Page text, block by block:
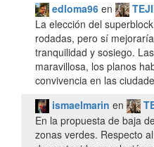
edloma96 en
La elección del
rodadas, pero sí
tranquilidad y sosiego.
maravillosa, los planos
convivencia en las
ismaelmarin en
En la propuesta de baja
zonas verdes. Respecto